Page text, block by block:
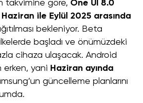
takvimine göre, One UI 8.0
Haziran ile Eylül 2025 arasında
bekleniyor. Beta
başladı ve önümüzdeki
cihaza ulaşacak. Android
erken, yani Haziran ayında
güncelleme planlarını